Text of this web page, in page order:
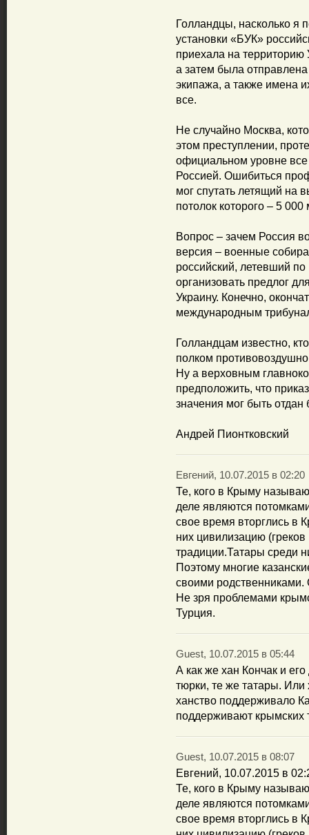
Голландцы, насколько я
установки «БУК»
приехала на
а затем была
экипажа, а также имена
все.
Не случайно Москва,
этом преступлении,
официальном уровне
Россией. Ошибиться
мог спутать летящий на
потолок которого – 5 000
Вопрос – зачем Россия
версия – военные
российский, летевший
организовать предлог
Украину. Конечно,
международным
Голландцам известно,
полком
Ну а верховным
предположить, что
значения мог быть отдан
Андрей Пионтковский
Евгений, 10.07.2015 в 02:20
Те, кого в Крыму
деле являются
свое время вторглись в
них цивилизацию (греков
традиции.Татары среди
Поэтому многие
своими
Не зря проблемами
Турция.
Guest, 10.07.2015 в 05:44
А как же хан Кончак и
тюрки, те же татары.
ханство поддерживало
поддерживают крымских
Guest, 10.07.2015 в 08:07
Евгений, 10.07.2015 в
Те, кого в Крыму
деле являются
свое время вторглись в